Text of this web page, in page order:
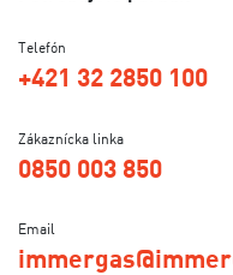
Telefón
+421 32 2850 100
Zákaznícka linka
0850 003 850
Email